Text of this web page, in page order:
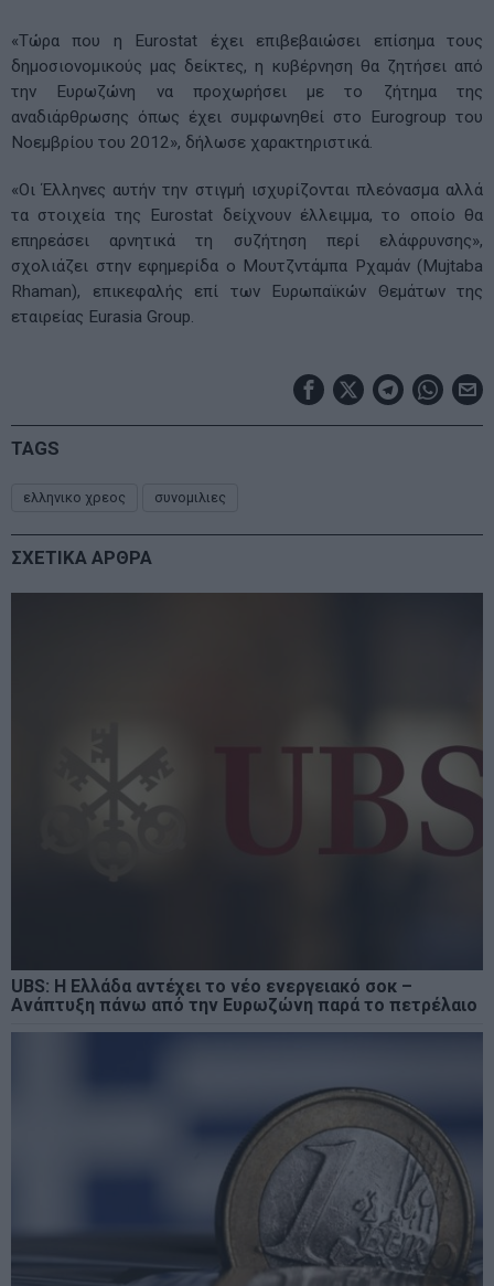
«Τώρα που η Eurostat έχει επιβεβαιώσει επίσημα τους
δημοσιονομικούς μας δείκτες, η κυβέρνηση θα ζητήσει από
την Ευρωζώνη να προχωρήσει με το ζήτημα της
αναδιάρθρωσης όπως έχει συμφωνηθεί στο Eurogroup του
Νοεμβρίου του 2012», δήλωσε χαρακτηριστικά.
«Οι Έλληνες αυτήν την στιγμή ισχυρίζονται πλεόνασμα αλλά
τα στοιχεία της Eurostat δείχνουν έλλειμμα, το οποίο θα
επηρεάσει αρνητικά τη συζήτηση περί ελάφρυνσης»,
σχολιάζει στην εφημερίδα ο Μουτζντάμπα Ρχαμάν (Mujtaba
Rhaman), επικεφαλής επί των Ευρωπαϊκών Θεμάτων της
εταιρείας Eurasia Group.
TAGS
ελληνικο χρεος συνομιλιες
ΣΧΕΤΙΚΑ ΑΡΘΡΑ
UBS: Η Ελλάδα αντέχει το νέο ενεργειακό σοκ –
Ανάπτυξη πάνω από την Ευρωζώνη παρά το πετρέλαιο